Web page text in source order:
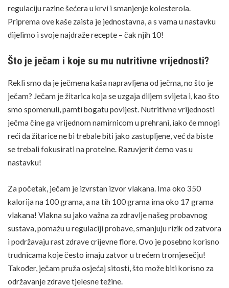
regulaciju razine šećera u krvi i smanjenje kolesterola.
Priprema ove kaše zaista je jednostavna, a s vama u nastavku
dijelimo i svoje najdraže recepte – čak njih 10!
Što je ječam i koje su mu nutritivne vrijednosti?
Rekli smo da je ječmena kaša napravljena od ječma, no što je
ječam? Ječam je žitarica koja se uzgaja diljem svijeta i, kao što
smo spomenuli, pamti bogatu povijest. Nutritivne vrijednosti
ječma čine ga vrijednom namirnicom u prehrani, iako će mnogi
reći da žitaricene bi trebale biti jako zastupljene, već da biste
se trebali fokusirati na proteine. Razuvjerit ćemo vas u
nastavku!
Za početak, ječam je izvrstan izvor vlakana. Ima oko 350
kalorija na 100 grama, a na tih 100 grama ima oko 17 grama
vlakana! Vlakna su jako važna za zdravlje našeg probavnog
sustava, pomažu u regulaciji probave, smanjuju rizik od zatvora
i podržavaju rast zdrave crijevne flore. Ovo je posebno korisno
trudnicama koje često imaju zatvor u trećem tromjesečju!
Također, ječam pruža osjećaj sitosti, što može biti korisno za
održavanje zdrave tjelesne težine.